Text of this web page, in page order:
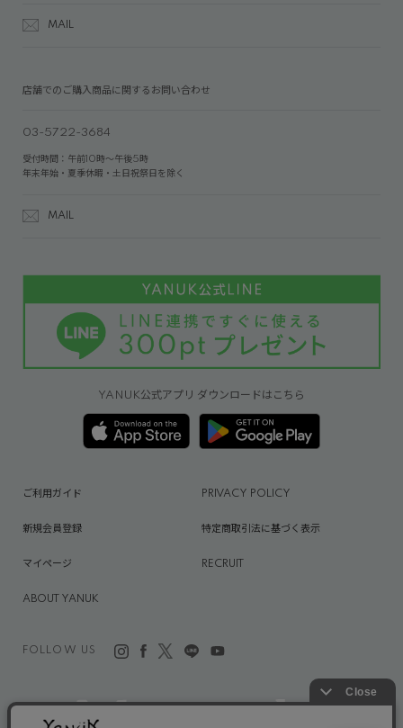
MAIL
店舗でのご購入商品に関するお問い合わせ
03-5722-3684
受付時間：午前10時～午後5時
年末年始・夏季休暇・土日祝祭日を除く
MAIL
YANUK公式アプリ ダウンロードはこちら
FOLLOW US
ご利用ガイド PRIVACY POLICY
新規会員登録 特定商取引法に基づく表示
マイページ RECRUIT
ABOUT YANUK